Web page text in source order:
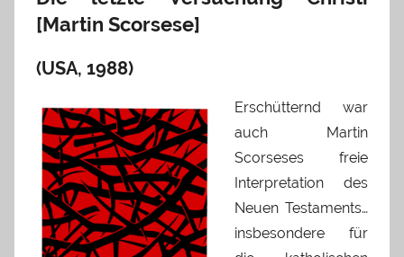
[Martin Scorsese]
(USA, 1988)
Erschütternd war
auch Martin
Scorseses freie
Interpretation des
Neuen Testaments…
insbesondere für